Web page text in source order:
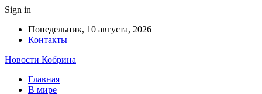
Sign in
Понедельник, 10 августа, 2026
Контакты
Новости Кобрина
Главная
В мире